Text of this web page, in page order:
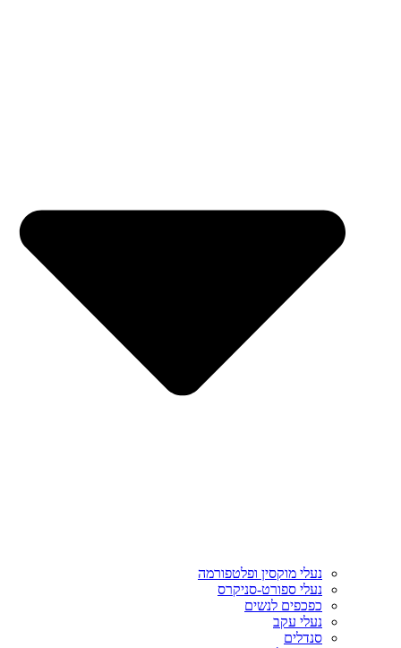
נעלי מוקסין ופלטפורמה
נעלי ספורט-סניקרס
כפכפים לנשים
נעלי עקב
סנדלים